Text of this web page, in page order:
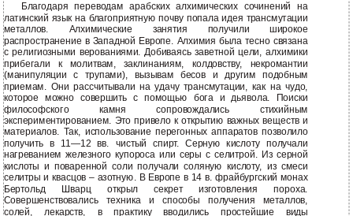
Благодаря переводам арабских алхимических сочинений на
латинский язык на благоприятную почву попала идея трансмутации
металлов. Алхимические занятия получили широкое
распространение в Западной Европе. Алхимия была тесно связана
с религиозными верованиями. Добиваясь заветной цели, алхимики
прибегали к молитвам, заклинаниям, колдовству, некромантии
(манипуляции с трупами), вызывам бесов и другим подобным
приемам. Они рассчитывали на удачу трансмутации, как на чудо,
которое можно совершить с помощью бога и дьявола. Поиски
философского камня сопровождались стихийным
экспериментированием. Это привело к открытию важных веществ и
материалов. Так, использование перегонных аппаратов позволило
получить в 11—12 вв. чистый спирт. Серную кислоту получали
нагреванием железного купороса или серы с селитрой. Из серной
кислоты и поваренной соли получали соляную кислоту, из смеси
селитры и квасцов – азотную. В Европе в 14 в. фрайбургский монах
Бертольд Шварц открыл секрет изготовления пороха.
Совершенствовались техника и способы получения металлов,
солей, лекарств, в практику вводились простейшие виды